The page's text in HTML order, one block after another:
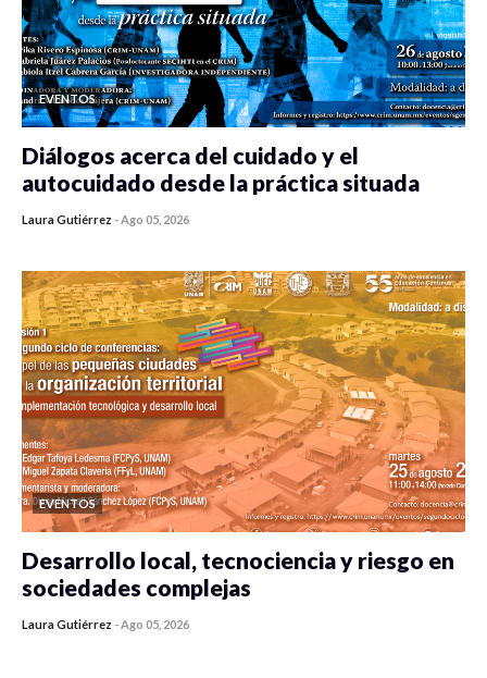
EVENTOS
Diálogos acerca del cuidado y el
autocuidado desde la práctica situada
Laura Gutiérrez -Ago 05, 2026
EVENTOS
Desarrollo local, tecnociencia y riesgo en
sociedades complejas
Laura Gutiérrez -Ago 05, 2026